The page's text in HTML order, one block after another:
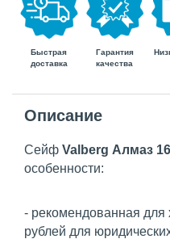
Быстрая
доставка
Гарантия
качества
Описание
Сейф Valberg Алмаз
особенности:
- рекомендованная
рублей для